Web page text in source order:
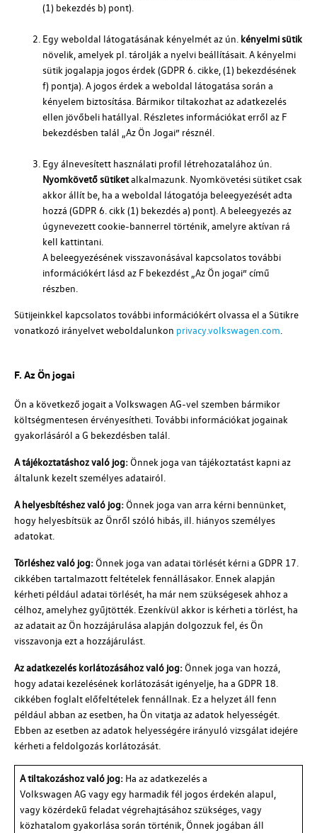
(1) bekezdés b) pont).
Egy weboldal látogatásának kényelmét az ún. kényelmi sütik
növelik, amelyek pl.tárolják a nyelvi beállításait. A kényelmi
sütik jogalapja jogos érdek (GDPR 6. cikke, (1) bekezdésének
f) pontja). A jogos érdek a weboldal látogatása során a
kényelem biztosítása. Bármikor tiltakozhat az adatkezelés
ellen jövőbeli hatállyal. Részletes információkat erről az F
bekezdésben talál „Az Ön Jogai” résznél.
Egy álnevesített használati profil létrehozatalához ún.
Nyomkövető sütiketalkalmazunk. Nyomkövetési sütiket csak
akkor állít be, ha a weboldal látogatója beleegyezését adta
hozzá (GDPR 6. cikk (1) bekezdés a) pont). A beleegyezés az
úgynevezett cookie-bannerrel történik, amelyre aktívan rá
kell kattintani.
A beleegyezésének visszavonásával kapcsolatos további
információkért lásd az F bekezdést „Az Ön jogai” című
részben.
Sütijeinkkel kapcsolatos további információkért olvassa el a Sütikre
vonatkozó irányelvet weboldalunkon privacy.volkswagen.com
F. Az Ön jogai
Ön a következő jogait a Volkswagen AG-vel szemben bármikor
költségmentesen érvényesítheti. További információkat jogainak
gyakorlásáról a G bekezdésben talál.
A tájékoztatáshoz való jog: Önnek joga van tájékoztatást kapni az
általunk kezelt személyes adatairól.
A helyesbítéshez való jog: Önnek joga van arra kérni bennünket,
hogy helyesbítsük az Önről szóló hibás, ill. hiányos személyes
adatokat.
Törléshez való jog: Önnek joga van adatai törlését kérni a GDPR 17.
cikkében tartalmazott feltételek fennállásakor. Ennek alapján
kérheti például adatai törlését, ha már nem szükségesek ahhoz a
célhoz, amelyhez gyűjtötték. Ezenkívül akkor is kérheti a törlést, ha
az adatait az Ön hozzájárulása alapján dolgozzuk fel, és Ön
visszavonja ezt a hozzájárulást.
Az adatkezelés korlátozásához való jog: Önnek joga van hozzá,
hogy adatai kezelésének korlátozását igényelje, ha a GDPR 18.
cikkében foglalt előfeltételek fennállnak. Ez a helyzet áll fenn
például abban az esetben, ha Ön vitatja az adatok helyességét.
Ebben az esetben az adatok helyességére irányuló vizsgálat idejére
kérheti a feldolgozás korlátozását.
A tiltakozáshoz való jog: Ha az adatkezelés a
Volkswagen AGvagy egy harmadik fél jogos érdekén alapul,
vagy közérdekű feladat végrehajtásához szükséges, vagy
közhatalom gyakorlása során történik, Önnek jogában áll